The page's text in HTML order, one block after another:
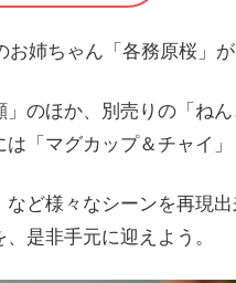
姉ちゃん「各務原桜」
のほか、別売りの「ね
「マグカップ＆チャイ」
ど様々なシーンを再現
是非手元に迎えよう。